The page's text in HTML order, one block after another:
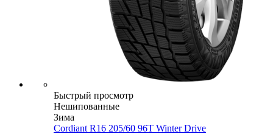
Быстрый просмотр
Нешипованные
Зима
Cordiant R16 205/60 96T Winter Drive